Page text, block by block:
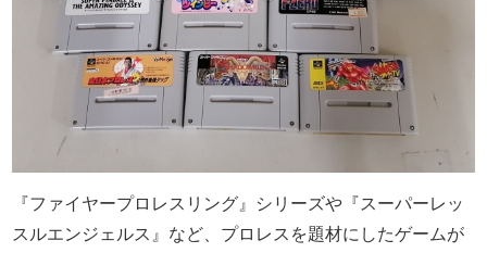
『ファイヤープロレスリング』シリーズや『スーパーレッ
スルエンジェルス』など、プロレスを題材にしたゲームが